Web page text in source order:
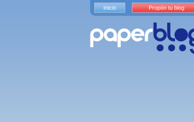
Inicio Propón tu blog